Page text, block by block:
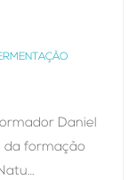
Daniel
da formação